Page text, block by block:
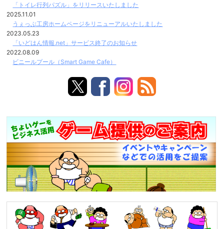
「トイレ行列パズル」をリリースいたしました
2025.11.01
うぇっぶ工房ホームページをリニューアルいたしました
2023.05.23
「いどはん情報.net」サービス終了のお知らせ
2022.08.09
ビニールプール（Smart Game Cafe）